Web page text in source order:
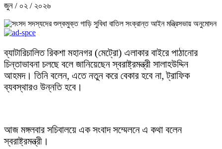
জুন / ০২ / ২০২৬
ব্যাটারিচালিত রিকশা মহানগর (মেট্রো) এলাকার বাইরে পাঠানোর
চিন্তাভাবনা চলছে বলে জানিয়েছেন স্বরাষ্ট্রমন্ত্রী সালাহউদ্দিন
আহমদ। তিনি বলেন, এতে নতুন করে বেকার হবে না, ট্রাফিক
ব্যবস্থারও উন্নতি হবে।
আজ মঙ্গলবার সচিবালয়ে এক সংবাদ সম্মেলনে এ কথা বলেন
স্বরাষ্ট্রমন্ত্রী।